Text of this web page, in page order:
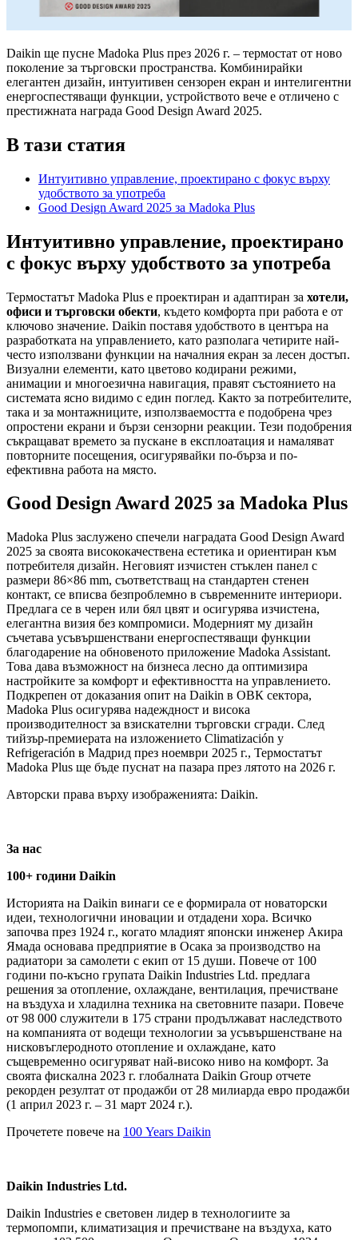
Daikin ще пусне Madoka Plus през 2026 г. – термостат от ново
поколение за търговски пространства. Комбинирайки
елегантен дизайн, интуитивен сензорен екран и интелигентни
енергоспестяващи функции, устройството вече е отличено с
престижната награда Good Design Award 2025.
В тази статия
Интуитивно управление, проектирано с фокус върху
удобството за употреба
Good Design Award 2025 за Madoka Plus
Интуитивно управление, проектирано
с фокус върху удобството за употреба
Термостатът Madoka Plus е проектиран и адаптиран за хотели,
офиси и търговски обекти, където комфорта при работа е от
ключово значение. Daikin поставя удобството в центъра на
разработката на управлението, като разполага четирите най-
често използвани функции на началния екран за лесен достъп.
Визуални елементи, като цветово кодирани режими,
анимации и многоезична навигация, правят състоянието на
системата ясно видимо с един поглед. Както за потребителите,
така и за монтажниците, използваемостта е подобрена чрез
опростени екрани и бързи сензорни реакции. Тези подобрения
съкращават времето за пускане в експлоатация и намаляват
повторните посещения, осигурявайки по-бърза и по-
ефективна работа на място.
Good Design Award 2025 за Madoka Plus
Madoka Plus заслужено спечели наградата Good Design Award
2025 за своята висококачествена естетика и ориентиран към
потребителя дизайн. Неговият изчистен стъклен панел с
размери 86×86 mm, съответстващ на стандартен стенен
контакт, се вписва безпроблемно в съвременните интериори.
Предлага се в черен или бял цвят и осигурява изчистена,
елегантна визия без компромиси. Модерният му дизайн
съчетава усъвършенствани енергоспестяващи функции
благодарение на обновеното приложение Madoka Assistant.
Това дава възможност на бизнеса лесно да оптимизира
настройките за комфорт и ефективността на управлението.
Подкрепен от доказания опит на Daikin в ОВК сектора,
Madoka Plus осигурява надеждност и висока
производителност за взискателни търговски сгради. След
тийзър-премиерата на изложението Climatización y
Refrigeración в Мадрид през ноември 2025 г., Термостатът
Madoka Plus ще бъде пуснат на пазара през лятото на 2026 г.
Авторски права върху изображенията: Daikin.
За нас
100+ години Daikin
Историята на Daikin винаги се е формирала от новаторски
идеи, технологични иновации и отдадени хора. Всичко
започва през 1924 г., когато младият японски инженер Акира
Ямада основава предприятие в Осака за производство на
радиатори за самолети с екип от 15 души. Повече от 100
години по-късно групата Daikin Industries Ltd. предлага
решения за отопление, охлаждане, вентилация, пречистване
на въздуха и хладилна техника на световните пазари. Повече
от 98 000 служители в 175 страни продължават наследството
на компанията от водещи технологии за усъвършенстване на
нисковъглеродното отопление и охлаждане, като
същевременно осигуряват най-високо ниво на комфорт. За
своята фискална 2023 г. глобалната Daikin Group отчете
рекорден резултат от продажби от 28 милиарда евро продажби
(1 април 2023 г. – 31 март 2024 г.).
Прочетете повече на 100 Years Daikin
Daikin Industries Ltd.
Daikin Industries е световен лидер в технологиите за
термопомпи, климатизация и пречистване на въздуха, като